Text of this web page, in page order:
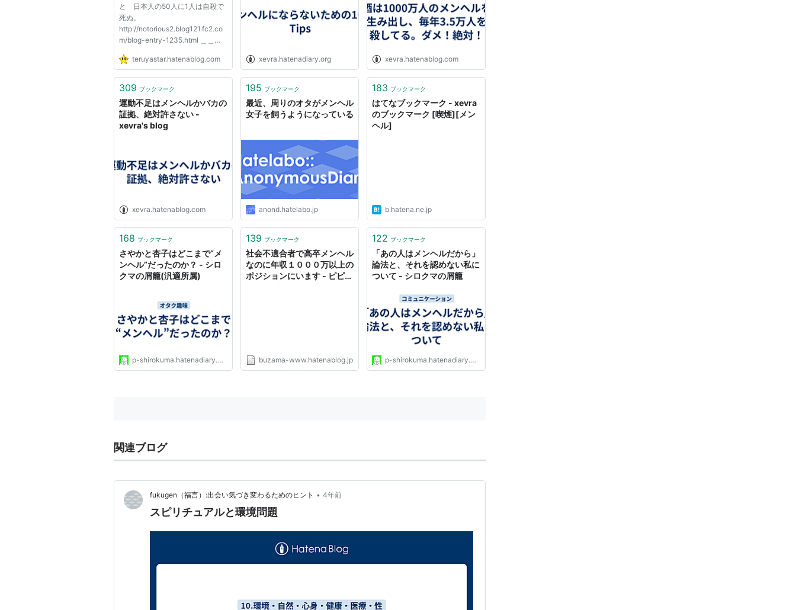
と 日本人の50人に1人は自殺で
死ぬ。
http://notorious2.blog121.fc2.co
m/blog-entry-1235.html ＿＿＿
○）三（○）＼ |::::::::::::::::::::（__
＼::::::::: |r┬-| ,／ .| |
ア...
teruyastar.hatenablog.com xevra.hatenadiary.org xevra.hatenablog.com
309 ブックマーク
運動不足はメンヘルかバカの
証拠、絶対許さない -
xevra's blog
xevra.hatenablog.com
195 ブックマーク
最近、周りのオタがメンヘル
女子を飼うようになっている
anond.hatelabo.jp
183 ブックマーク
はてなブックマーク - xevra
のブックマーク [喫煙][メン
ヘル]
b.hatena.ne.jp
168 ブックマーク
さやかと杏子はどこまで“メ
ンヘル”だったのか？ - シロ
クマの屑籠(汎適所属)
p-shirokuma.hatenadiary.com
139 ブックマーク
社会不適合者で高卒メンヘル
なのに年収１０００万以上の
ポジションにいます - ピピピ
buzama-www.hatenablog.jp
122 ブックマーク
「あの人はメンヘルだから」
論法と、それを認めない私に
ついて - シロクマの屑籠
p-shirokuma.hatenadiary.com
関連ブログ
fukugen（福言）:出会い気づき変わるためのヒント • 4年前
スピリチュアルと環境問題